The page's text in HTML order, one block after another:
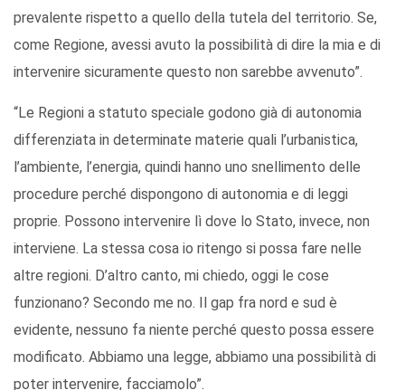
prevalente rispetto a quello della tutela del territorio. Se,
come Regione, avessi avuto la possibilità di dire la mia e di
intervenire sicuramente questo non sarebbe avvenuto”.
“Le Regioni a statuto speciale godono già di autonomia
differenziata in determinate materie quali l’urbanistica,
l’ambiente, l’energia, quindi hanno uno snellimento delle
procedure perché dispongono di autonomia e di leggi
proprie. Possono intervenire lì dove lo Stato, invece, non
interviene. La stessa cosa io ritengo si possa fare nelle
altre regioni. D’altro canto, mi chiedo, oggi le cose
funzionano? Secondo me no. Il gap fra nord e sud è
evidente, nessuno fa niente perché questo possa essere
modificato. Abbiamo una legge, abbiamo una possibilità di
poter intervenire, facciamolo”.